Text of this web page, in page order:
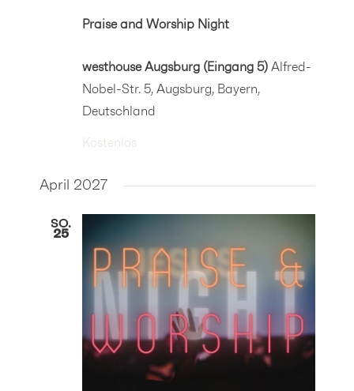
Praise and Worship Night
westhouse Augsburg (Eingang 5) Alfred-
Nobel-Str. 5, Augsburg, Bayern,
Deutschland
Kostenlos
April 2027
SO.
25